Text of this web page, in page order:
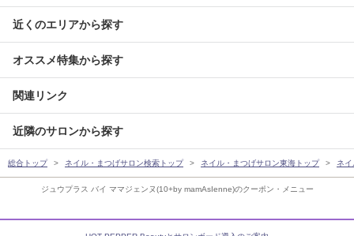
ジュウプラス バイ ママジェンヌ(10+by mamAsIenne)のクーポン・メニュー
近くのエリアから探す
オススメ特集から探す
関連リンク
近隣のサロンから探す
総合トップ ネイル・まつげサロン検索トップ ネイル・まつげサロン東海トップ ネ